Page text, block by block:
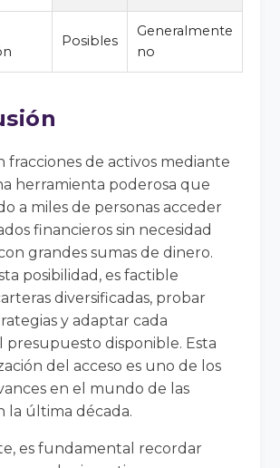
Posibles
Generalmente
no
fracciones de activos mediante
herramienta poderosa que
a miles de personas acceder
financieros sin necesidad
grandes sumas de dinero.
posibilidad, es factible
diversificadas, probar
y adaptar cada
presupuesto disponible. Esta
del acceso es uno de los
en el mundo de las
la última década.
es fundamental recordar